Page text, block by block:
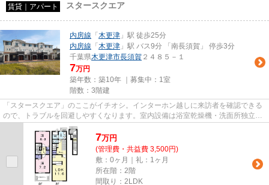
賃貸｜アパート スタースクエア
内房線 「 木更津 」駅 徒歩25分
内房線 「 木更津 」駅 バス9分 「南長須賀」 停歩3分
千葉県木更津市長須賀 ２４８５－１
7万円
築年数：築10年 ｜募集中： 1室
階数：3階建
「スタースクエア」のここがイチオシ。インターホン越しに来訪者を確認できる
ので、トラブルを回避しやすくなります。室内設備は浴室乾燥機・洗面所独立な
ど大変充実しております。こ...
7万円
(管理費・共益費 3,500円)
敷：0ヶ月｜礼：1ヶ月
所在階：2階
間取り：2LDK